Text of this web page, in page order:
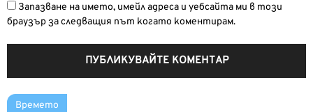
Запазване на името, имейл адреса и уебсайта ми в този
браузър за следващия път когато коментирам.
Времето